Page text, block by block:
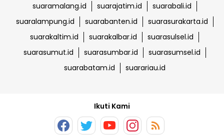
suaramalang.id
suarajatim.id
suarabali.id
suaralampung.id
suarabanten.id
suarasurakarta.id
suarakaltim.id
suarakalbar.id
suarasulsel.id
suarasumut.id
suarasumbar.id
suarasumsel.id
suarabatam.id
suarariau.id
Ikuti Kami